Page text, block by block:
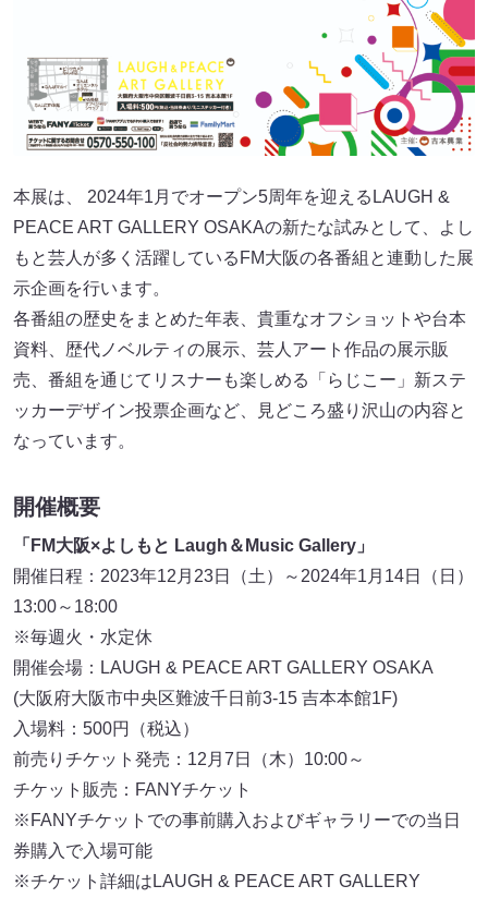
本展は、 2024年1月でオープン5周年を迎えるLAUGH &
PEACE ART GALLERY OSAKAの新たな試みとして、よし
もと芸人が多く活躍しているFM大阪の各番組と連動した展
示企画を行います。
各番組の歴史をまとめた年表、貴重なオフショットや台本
資料、歴代ノベルティの展示、芸人アート作品の展示販
売、番組を通じてリスナーも楽しめる「らじこー」新ステ
ッカーデザイン投票企画など、見どころ盛り沢山の内容と
なっています。
開催概要
「FM大阪×よしもと Laugh＆Music Gallery」
開催日程：2023年12月23日（土）～2024年1月14日（日）
13:00～18:00
※毎週火・水定休
開催会場：LAUGH & PEACE ART GALLERY OSAKA
(大阪府大阪市中央区難波千日前3-15 吉本本館1F)
入場料：500円（税込）
前売りチケット発売：12月7日（木）10:00～
チケット販売：FANYチケット
※FANYチケットでの事前購入およびギャラリーでの当日
券購入で入場可能
※チケット詳細はLAUGH & PEACE ART GALLERY